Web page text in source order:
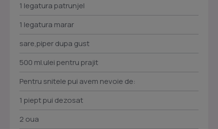
1 legatura patrunjel
1 legatura marar
sare,piper dupa gust
500 ml.ulei pentru prajit
Pentru snitele pui avem nevoie de:
1 piept pui dezosat
2 oua